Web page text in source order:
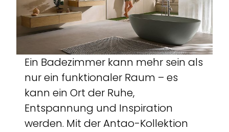
Ein Badezimmer kann mehr sein als
nur ein funktionaler Raum – es
kann ein Ort der Ruhe,
Entspannung und Inspiration
werden. Mit der Antao-Kollektion